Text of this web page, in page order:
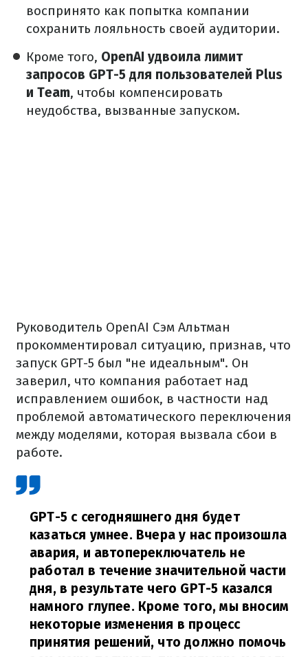
воспринято как попытка компании
сохранить лояльность своей аудитории.
Кроме того, OpenAI удвоила лимит
запросов GPT-5 для пользователей Plus
и Team, чтобы компенсировать
неудобства, вызванные запуском.
Руководитель OpenAI Сэм Альтман
прокомментировал ситуацию, признав, что
запуск GPT-5 был "не идеальным". Он
заверил, что компания работает над
исправлением ошибок, в частности над
проблемой автоматического переключения
между моделями, которая вызвала сбои в
работе.
GPT-5 с сегодняшнего дня будет
казаться умнее. Вчера у нас произошла
авария, и автопереключатель не
работал в течение значительной части
дня, в результате чего GPT-5 казался
намного глупее. Кроме того, мы вносим
некоторые изменения в процесс
принятия решений, что должно помочь